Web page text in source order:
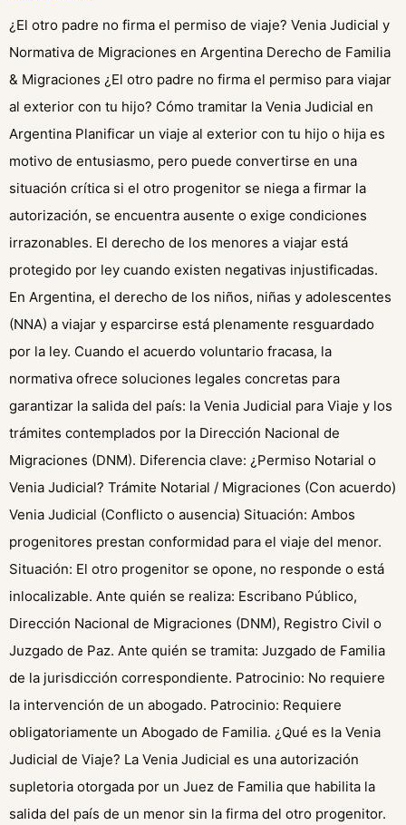
¿El otro padre no firma el permiso de viaje? Venia Judicial y
Normativa de Migraciones en Argentina Derecho de Familia
& Migraciones ¿El otro padre no firma el permiso para viajar
al exterior con tu hijo? Cómo tramitar la Venia Judicial en
Argentina Planificar un viaje al exterior con tu hijo o hija es
motivo de entusiasmo, pero puede convertirse en una
situación crítica si el otro progenitor se niega a firmar la
autorización, se encuentra ausente o exige condiciones
irrazonables. El derecho de los menores a viajar está
protegido por ley cuando existen negativas injustificadas.
En Argentina, el derecho de los niños, niñas y adolescentes
(NNA) a viajar y esparcirse está plenamente resguardado
por la ley. Cuando el acuerdo voluntario fracasa, la
normativa ofrece soluciones legales concretas para
garantizar la salida del país: la Venia Judicial para Viaje y los
trámites contemplados por la Dirección Nacional de
Migraciones (DNM). Diferencia clave: ¿Permiso Notarial o
Venia Judicial? Trámite Notarial / Migraciones (Con acuerdo)
Venia Judicial (Conflicto o ausencia) Situación: Ambos
progenitores prestan conformidad para el viaje del menor.
Situación: El otro progenitor se opone, no responde o está
inlocalizable. Ante quién se realiza: Escribano Público,
Dirección Nacional de Migraciones (DNM), Registro Civil o
Juzgado de Paz. Ante quién se tramita: Juzgado de Familia
de la jurisdicción correspondiente. Patrocinio: No requiere
la intervención de un abogado. Patrocinio: Requiere
obligatoriamente un Abogado de Familia. ¿Qué es la Venia
Judicial de Viaje? La Venia Judicial es una autorización
supletoria otorgada por un Juez de Familia que habilita la
salida del país de un menor sin la firma del otro progenitor.